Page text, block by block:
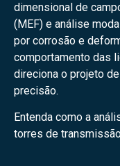
dimensional de
(MEF) e análise
por corrosão e
comportamento das
direciona o projeto
precisão.
Entenda como a
torres de